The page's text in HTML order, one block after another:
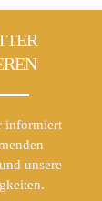
informiert
unsere